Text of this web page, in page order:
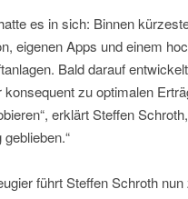
es in sich: Binnen
eigenen Apps und einem
Bald darauf
konsequent zu optimalen
erklärt Steffen
geblieben.“
führt Steffen Schroth